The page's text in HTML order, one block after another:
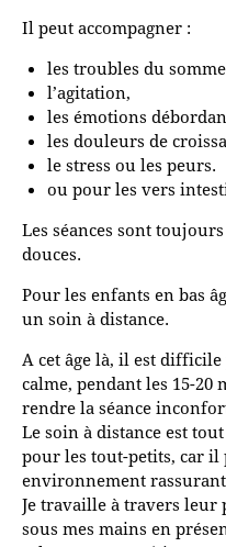
Il peut accompagner :
les troubles du
l’agitation,
les émotions
les douleurs de
le stress ou les peurs.
ou pour les vers
Les séances sont
douces.
Pour les enfants en bas
un soin à distance.
A cet âge là, il est
calme, pendant les 15-20
rendre la séance
Le soin à distance est
pour les tout-petits, car il
environnement
Je travaille à travers leur
sous mes mains en